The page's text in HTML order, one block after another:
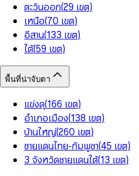
ตะวันออก(29 เขต)
เหนือ(70 เขต)
อีสาน(133 เขต)
ใต้(59 เขต)
พื้นที่น่าจับตา
แข่งดุ(166 เขต)
อำเภอเมือง(138 เขต)
บ้านใหญ่(260 เขต)
ชายแดนไทย-กัมพูชา(45 เขต)
3 จังหวัดชายแดนใต้(13 เขต)